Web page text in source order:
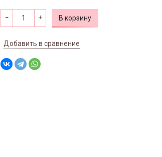
В корзину
Добавить в сравнение